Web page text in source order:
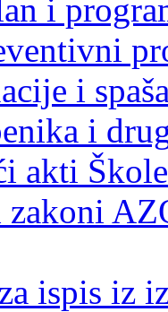
i
i
i
akti Škole
ispis iz